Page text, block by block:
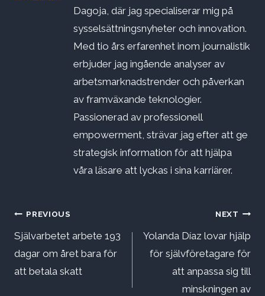
Dagoja, där jag specialiserar mig på
sysselsättningsnyheter och innovation.
Med tio års erfarenhet inom journalistik
erbjuder jag ingående analyser av
arbetsmarknadstrender och påverkan
av framväxande teknologier.
Passionerad av professionell
empowerment, strävar jag efter att ge
strategisk information för att hjälpa
våra läsare att lyckas i sina karriärer.
Inläggsnavigering
PREVIOUS
Självarbetet arbete 193
dagar om året bara för
att betala skatt
NEXT
Yolanda Díaz lovar hjälp
för självföretagare för
att anpassa sig till
minskningen av